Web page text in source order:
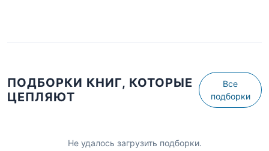
ПОДБОРКИ КНИГ, КОТОРЫЕ
ЦЕПЛЯЮТ
Все
подборки
Не удалось загрузить подборки.